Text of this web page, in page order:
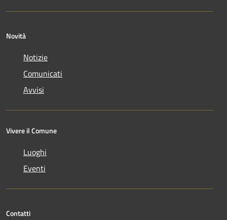
Novità
Notizie
Comunicati
Avvisi
Vivere il Comune
Luoghi
Eventi
Contatti